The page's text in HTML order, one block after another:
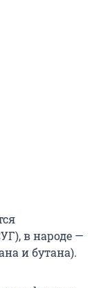
в народе —
и бутана).